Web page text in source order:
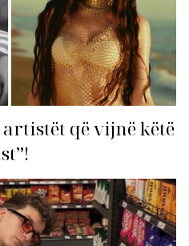
që vijnë këtë